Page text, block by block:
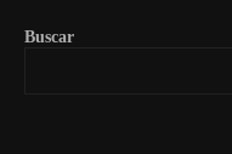
Buscar